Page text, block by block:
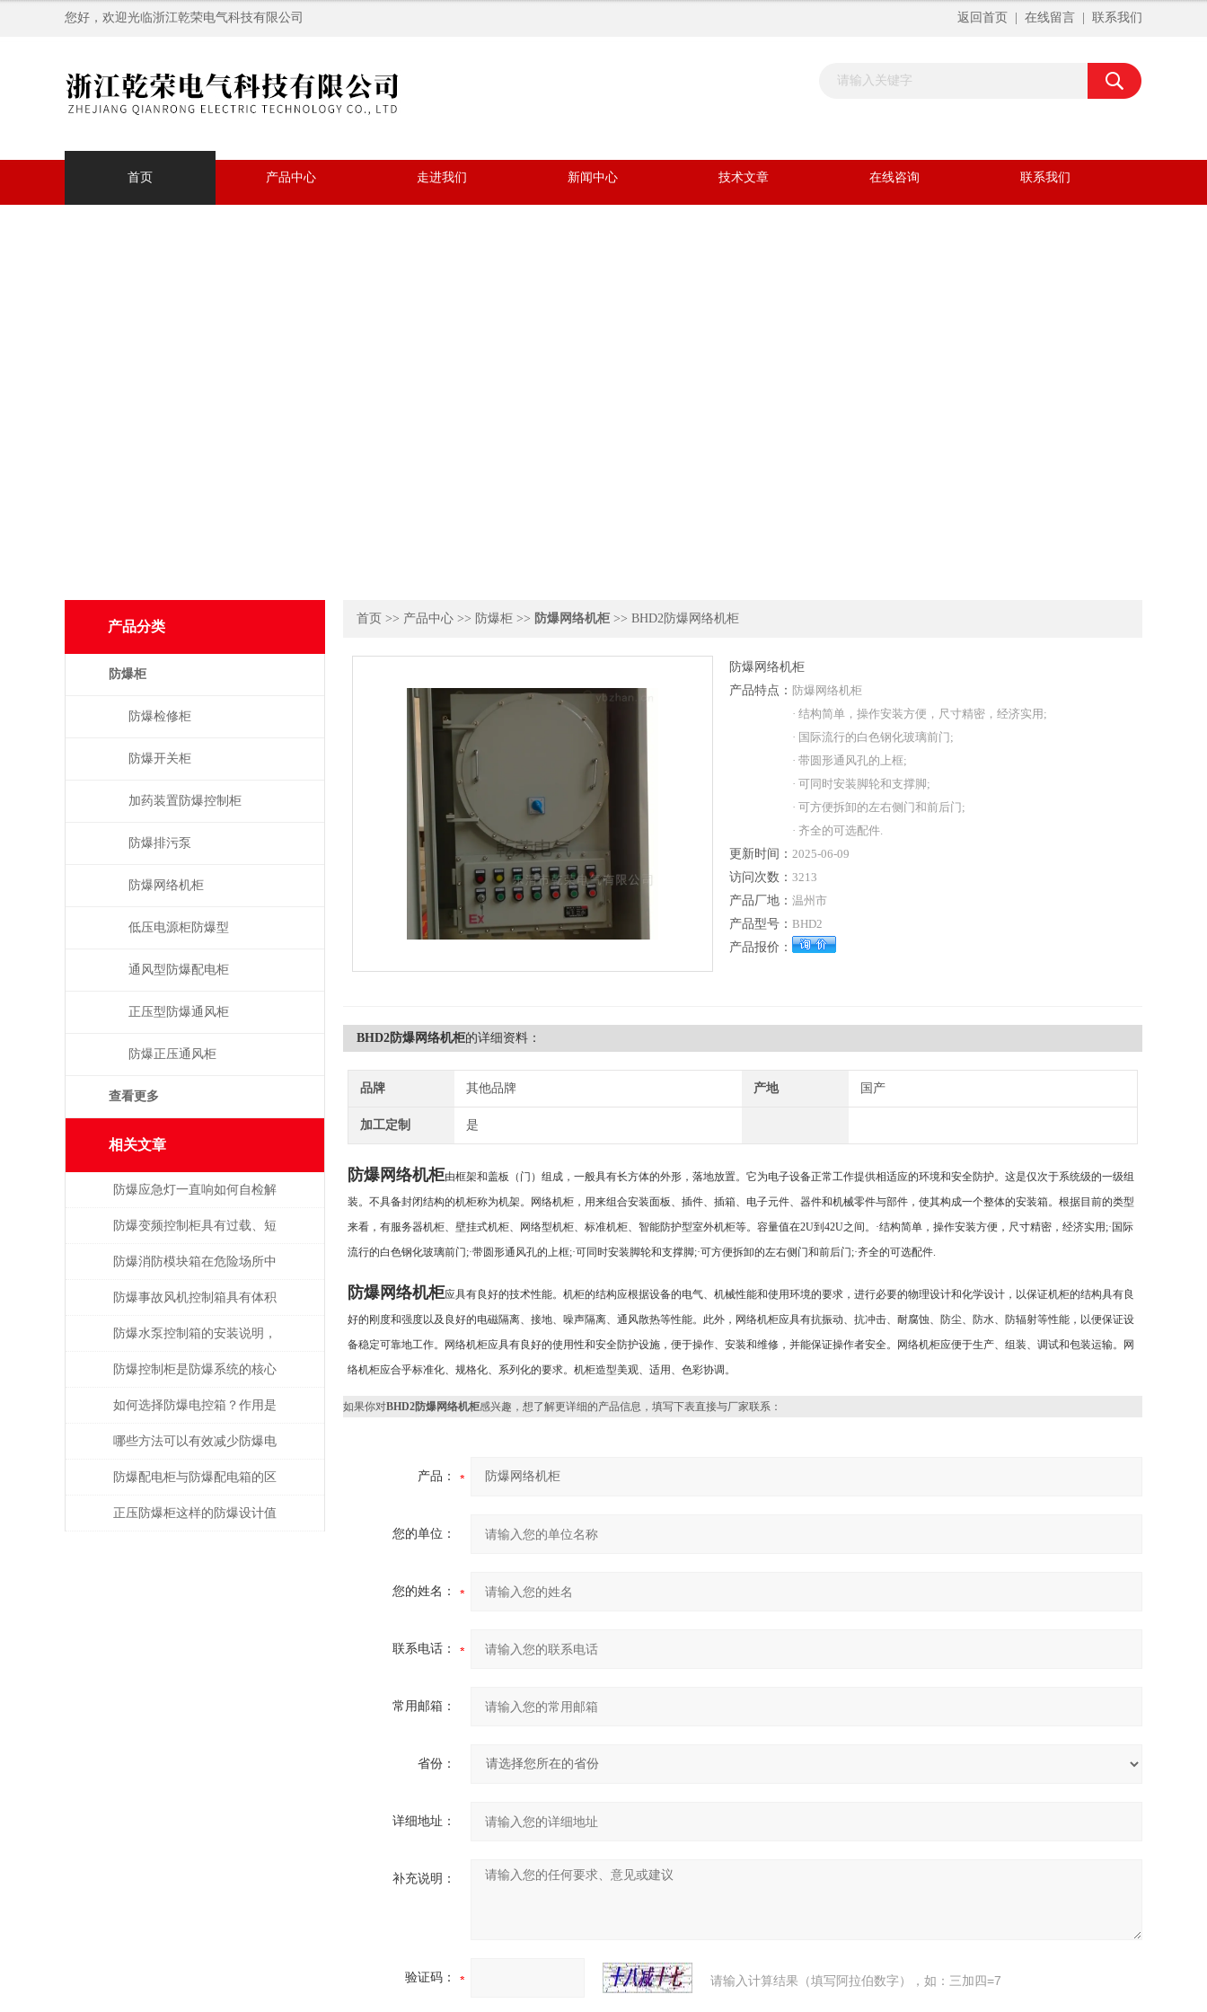
您好，欢迎光临浙江乾荣电气科技有限公司 返回首页 在线留言 联系我们
首页 产品中心 走进我们 新闻中心 技术文章 在线咨询 联系我们
首页 >> 产品中心 >> 防爆柜 >> 防爆网络机柜 >> BHD2防爆网络机柜
防爆网络机柜
产品特点： 防爆网络机柜
· 结构简单，操作安装方便，尺寸精密，经济实用;
· 国际流行的白色钢化玻璃前门;
· 带圆形通风孔的上框;
· 可同时安装脚轮和支撑脚;
· 可方便拆卸的左右侧门和前后门;
· 齐全的可选配件.
更新时间： 2025-06-09
访问次数： 3213
产品厂地： 温州市
产品型号： BHD2
产品报价：
BHD2防爆网络机柜的详细资料：
品牌 其他品牌 产地 国产
加工定制 是
防爆网络机柜由框架和盖板（门）组成，一般具有长方体的外形，落地放置。它为电子设备正常工作提供相适应的环境和安全防护。这是仅次于系统级的一级组
装。不具备封闭结构的机柜称为机架。网络机柜，用来组合安装面板、插件、插箱、电子元件、器件和机械零件与部件，使其构成一个整体的安装箱。根据目前的类型
来看，有服务器机柜、壁挂式机柜、网络型机柜、标准机柜、智能防护型室外机柜等。容量值在2U到42U之间。·结构简单，操作安装方便， 尺寸精密，经济实用;·国际
流行的白色钢化玻璃前门;·带圆形通风孔的上框;·可同时安装脚轮和支撑脚;·可方便拆卸的左右侧门和前后门;·齐全的可选配件.
防爆网络机柜应具有良好的技术性能。机柜的结构应根据设备的电气、机械性能和使用环境的要求，进行必要的物理设计和化学设计，以保证机柜的结构具有良
好的刚度和强度以及良好的电磁隔离、接地、噪声隔离、通风散热等性能。此外，网络机柜应具有抗振动、抗冲击、耐腐蚀、防尘、防水、防辐射等性能，以便保证设
备稳定可靠地工作。网络机柜应具有良好的使用性和安全防护设施，便于操作、安装和维修，并能保证操作者安全。网络机柜应便于生产、组装、调试和包装运输。网
络机柜应合乎标准化、规格化、系列化的要求。机柜造型美观、适用、色彩协调。
如果你对BHD2防爆网络机柜感兴趣，想了解更详细的产品信息，填写下表直接与厂家联系：
产品：
您的单位：
您的姓名：
联系电话：
常用邮箱：
省份：
详细地址：
补充说明：
验证码： 请输入计算结果（填写阿拉伯数字），如：三加四=7
产品分类
防爆柜
防爆检修柜
防爆开关柜
加药装置防爆控制柜
防爆排污泵
防爆网络机柜
低压电源柜防爆型
通风型防爆配电柜
正压型防爆通风柜
防爆正压通风柜
查看更多
相关文章
防爆应急灯一直响如何自检解
决？
防爆变频控制柜具有过载、短
路、缺相保护等功能
防爆消防模块箱在危险场所中
的关键作用
防爆事故风机控制箱具有体积
小，安装方便等特点
防爆水泵控制箱的安装说明，
知道的人少之又少！
防爆控制柜是防爆系统的核心
部分
如何选择防爆电控箱？作用是
什么？
哪些方法可以有效减少防爆电
控箱的故障呢？
防爆配电柜与防爆配电箱的区
别在那？
正压防爆柜这样的防爆设计值